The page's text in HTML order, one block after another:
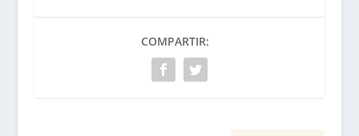
COMPARTIR: